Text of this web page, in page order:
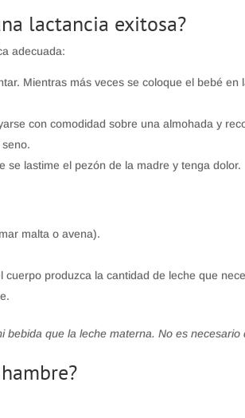
lactancia exitosa?
adecuada:
Mientras más veces se coloque el bebé en
con comodidad sobre una almohada y
se lastime el pezón de la madre y tenga dolor.
malta o avena).
produzca la cantidad de leche que
que la leche materna. No es necesario